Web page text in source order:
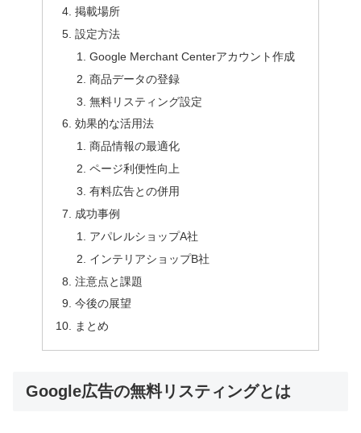
掲載場所
設定方法
Google Merchant Centerアカウント作成
商品データの登録
無料リスティング設定
効果的な活用法
商品情報の最適化
ページ利便性向上
有料広告との併用
成功事例
アパレルショップA社
インテリアショップB社
注意点と課題
今後の展望
まとめ
Google広告の無料リスティングとは